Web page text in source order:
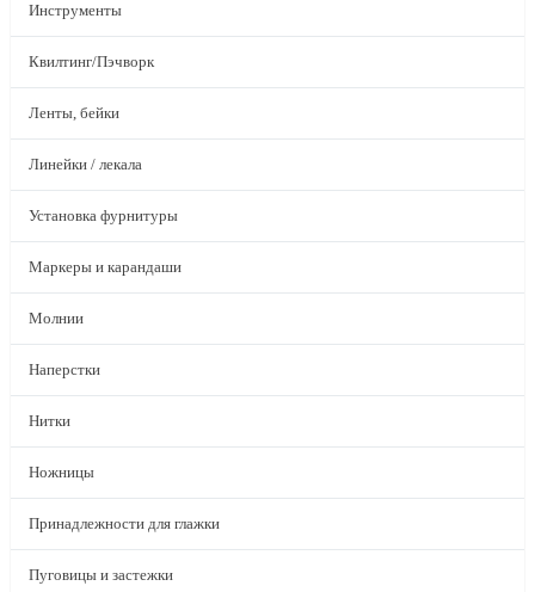
Инструменты
Квилтинг/Пэчворк
Ленты, бейки
Линейки / лекала
Установка фурнитуры
Маркеры и карандаши
Молнии
Наперстки
Нитки
Ножницы
Принадлежности для глажки
Пуговицы и застежки